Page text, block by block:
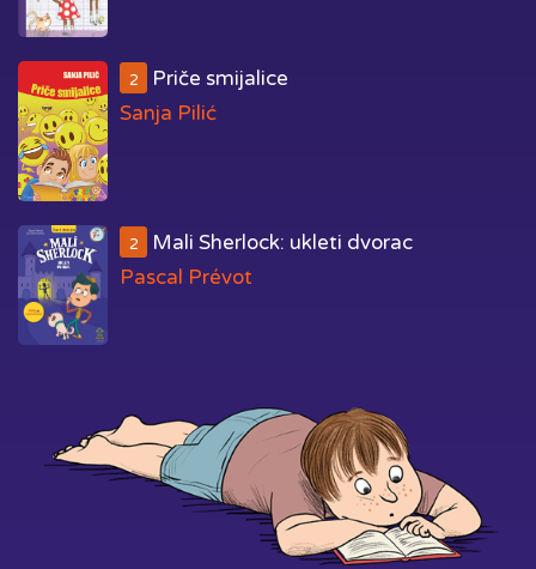
2
Priče smijalice
Sanja Pilić
2
Mali Sherlock: ukleti dvorac
Pascal Prévot